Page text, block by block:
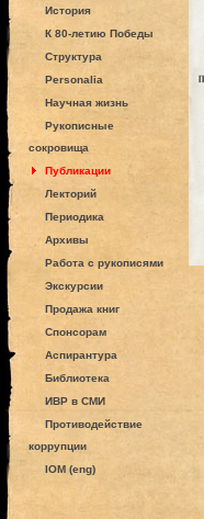
История
К 80-летию Победы
Структура
Personalia
Научная жизнь
Рукописные
сокровища
Публикации
Лекторий
Периодика
Архивы
Работа с рукописями
Экскурсии
Продажа книг
Спонсорам
Аспирантура
Библиотека
ИВР в СМИ
Противодействие
коррупции
IOM (eng)